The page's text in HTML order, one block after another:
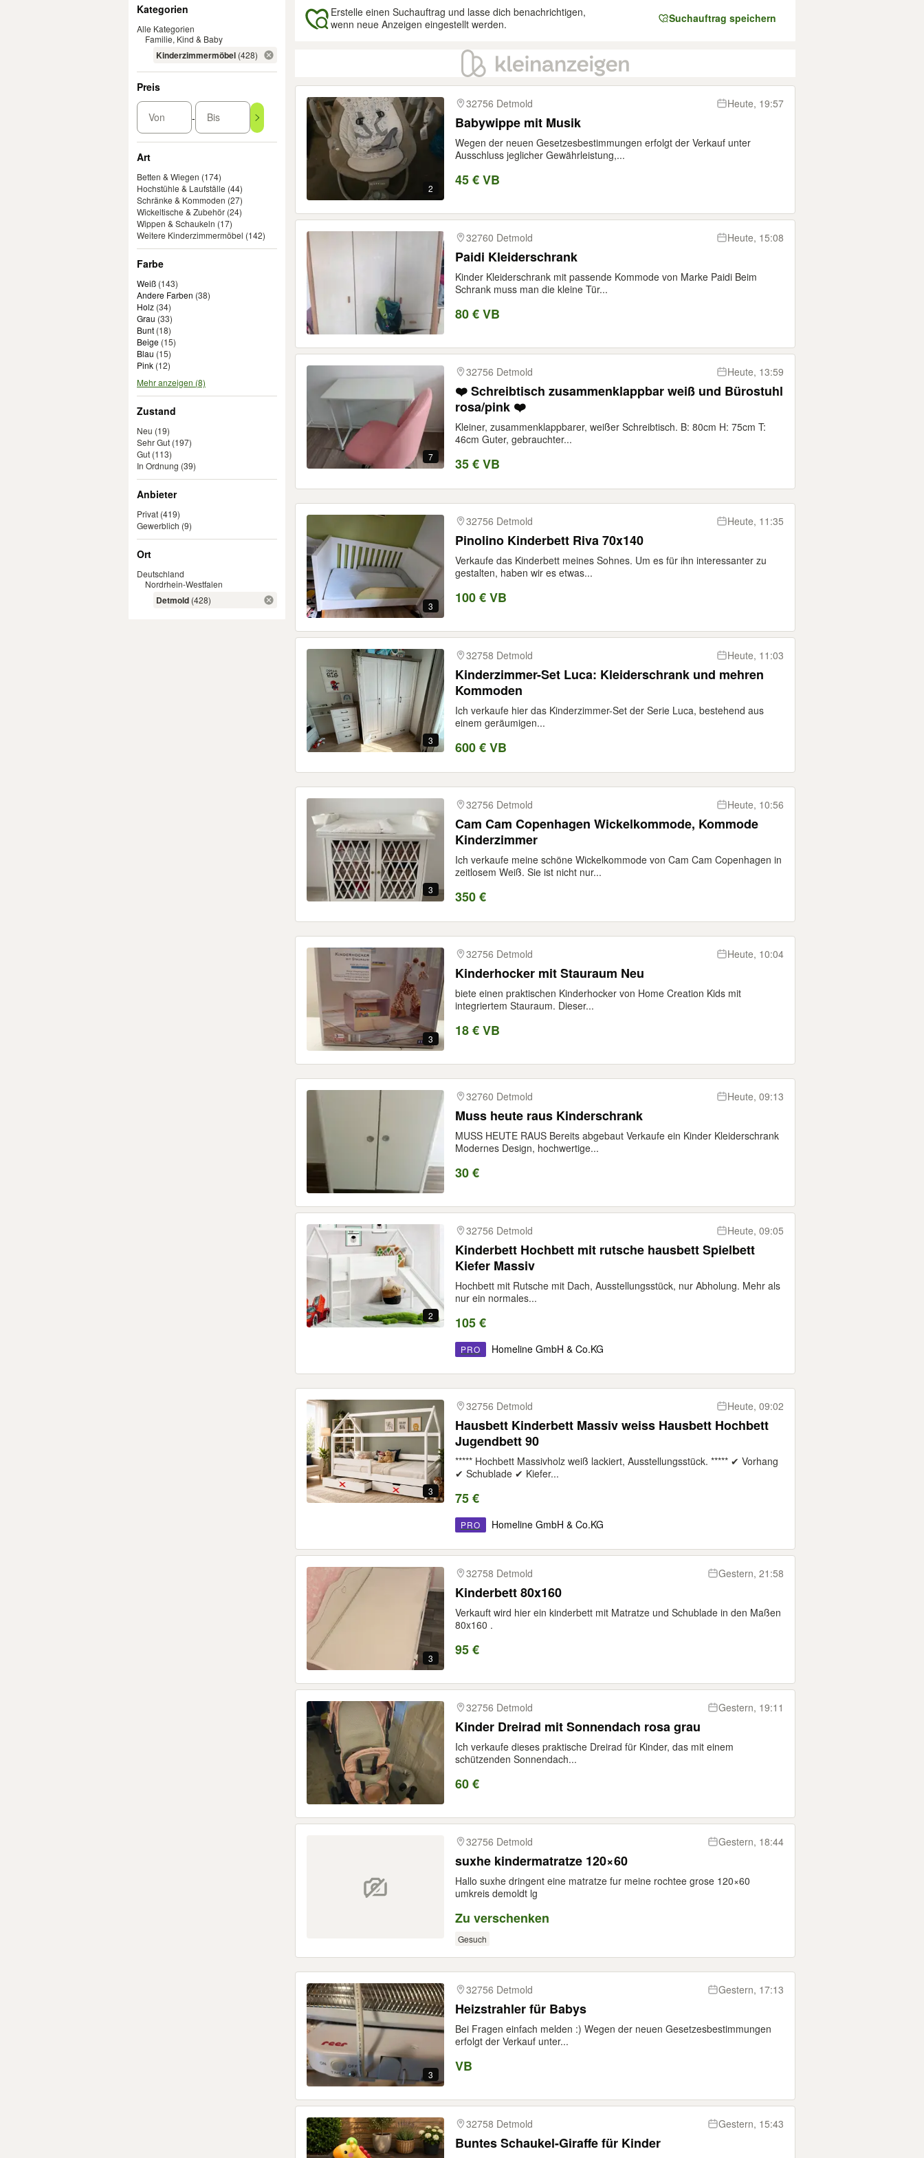
Kategorien
Alle Kategorien
Familie, Kind & Baby
Kinderzimmermöbel (428)
Preis
Von - Bis
Art
Betten & Wiegen (174)
Hochstühle & Laufställe (44)
Schränke & Kommoden (27)
Wickeltische & Zubehör (24)
Wippen & Schaukeln (17)
Weitere Kinderzimmermöbel (142)
Farbe
Weiß (143)
Andere Farben (38)
Holz (34)
Grau (33)
Bunt (18)
Beige (15)
Blau (15)
Pink (12)
Mehr anzeigen (8)
Zustand
Neu (19)
Sehr Gut (197)
Gut (113)
In Ordnung (39)
Anbieter
Privat (419)
Gewerblich (9)
Ort
Deutschland
Nordrhein-Westfalen
Detmold (428)
Erstelle einen Suchauftrag und lasse dich benachrichtigen,
wenn neue Anzeigen eingestellt werden.
Suchauftrag speichern
Ergebnisse
2
32756 Detmold Heute, 19:57
Babywippe mit Musik
Wegen der neuen Gesetzesbestimmungen erfolgt der Verkauf unter
Ausschluss jeglicher Gewährleistung,...
45 € VB
32760 Detmold Heute, 15:08
Paidi Kleiderschrank
Kinder Kleiderschrank mit passende Kommode von Marke Paidi Beim
Schrank muss man die kleine Tür...
80 € VB
7
32756 Detmold Heute, 13:59
❤️ Schreibtisch zusammenklappbar weiß und Bürostuhl
rosa/pink ❤️
Kleiner, zusammenklappbarer, weißer Schreibtisch. B: 80cm H: 75cm T:
46cm Guter, gebrauchter...
35 € VB
3
32756 Detmold Heute, 11:35
Pinolino Kinderbett Riva 70x140
Verkaufe das Kinderbett meines Sohnes. Um es für ihn interessanter zu
gestalten, haben wir es etwas...
100 € VB
3
32758 Detmold Heute, 11:03
Kinderzimmer-Set Luca: Kleiderschrank und mehren
Kommoden
Ich verkaufe hier das Kinderzimmer-Set der Serie Luca, bestehend aus
einem geräumigen...
600 € VB
3
32756 Detmold Heute, 10:56
Cam Cam Copenhagen Wickelkommode, Kommode
Kinderzimmer
Ich verkaufe meine schöne Wickelkommode von Cam Cam Copenhagen in
zeitlosem Weiß. Sie ist nicht nur...
350 €
3
32756 Detmold Heute, 10:04
Kinderhocker mit Stauraum Neu
biete einen praktischen Kinderhocker von Home Creation Kids mit
integriertem Stauraum. Dieser...
18 € VB
32760 Detmold Heute, 09:13
Muss heute raus Kinderschrank
MUSS HEUTE RAUS Bereits abgebaut Verkaufe ein Kinder Kleiderschrank
Modernes Design, hochwertige...
30 €
2
32756 Detmold Heute, 09:05
Kinderbett Hochbett mit rutsche hausbett Spielbett
Kiefer Massiv
Hochbett mit Rutsche mit Dach, Ausstellungsstück, nur Abholung. Mehr als
nur ein normales...
105 €
PRO Homeline GmbH & Co.KG
3
32756 Detmold Heute, 09:02
Hausbett Kinderbett Massiv weiss Hausbett Hochbett
Jugendbett 90
***** Hochbett Massivholz weiß lackiert, Ausstellungsstück. ***** ✔ Vorhang
✔ Schublade ✔ Kiefer...
75 €
PRO Homeline GmbH & Co.KG
3
32758 Detmold Gestern, 21:58
Kinderbett 80x160
Verkauft wird hier ein kinderbett mit Matratze und Schublade in den Maßen
80x160 .
95 €
32756 Detmold Gestern, 19:11
Kinder Dreirad mit Sonnendach rosa grau
Ich verkaufe dieses praktische Dreirad für Kinder, das mit einem
schützenden Sonnendach...
60 €
32756 Detmold Gestern, 18:44
suxhe kindermatratze 120×60
Hallo suxhe dringent eine matratze fur meine rochtee grose 120×60
umkreis demoldt lg
Zu verschenken
Gesuch
3
32756 Detmold Gestern, 17:13
Heizstrahler für Babys
Bei Fragen einfach melden :) Wegen der neuen Gesetzesbestimmungen
erfolgt der Verkauf unter...
VB
32758 Detmold Gestern, 15:43
Buntes Schaukel-Giraffe für Kinder